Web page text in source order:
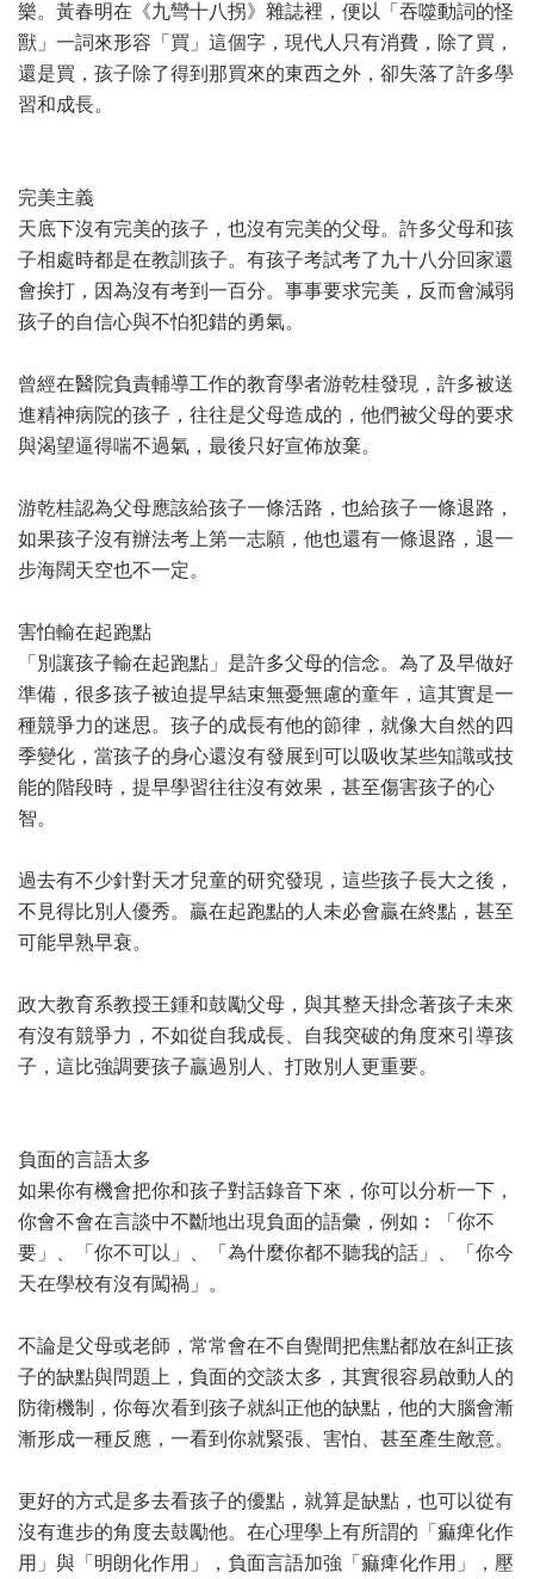
樂。黃春明在《九彎十八拐》雜誌裡，便以「吞噬動詞的怪
獸」一詞來形容「買」這個字，現代人只有消費，除了買，
還是買，孩子除了得到那買來的東西之外，卻失落了許多學
習和成長。
完美主義
天底下沒有完美的孩子，也沒有完美的父母。許多父母和孩
子相處時都是在教訓孩子。有孩子考試考了九十八分回家還
會挨打，因為沒有考到一百分。事事要求完美，反而會減弱
孩子的自信心與不怕犯錯的勇氣。
曾經在醫院負責輔導工作的教育學者游乾桂發現，許多被送
進精神病院的孩子，往往是父母造成的，他們被父母的要求
與渴望逼得喘不過氣，最後只好宣佈放棄。
游乾桂認為父母應該給孩子一條活路，也給孩子一條退路，
如果孩子沒有辦法考上第一志願，他也還有一條退路，退一
步海闊天空也不一定。
害怕輸在起跑點
「別讓孩子輸在起跑點」是許多父母的信念。為了及早做好
準備，很多孩子被迫提早結束無憂無慮的童年，這其實是一
種競爭力的迷思。孩子的成長有他的節律，就像大自然的四
季變化，當孩子的身心還沒有發展到可以吸收某些知識或技
能的階段時，提早學習往往沒有效果，甚至傷害孩子的心
智。
過去有不少針對天才兒童的研究發現，這些孩子長大之後，
不見得比別人優秀。贏在起跑點的人未必會贏在終點，甚至
可能早熟早衰。
政大教育系教授王鍾和鼓勵父母，與其整天掛念著孩子未來
有沒有競爭力，不如從自我成長、自我突破的角度來引導孩
子，這比強調要孩子贏過別人、打敗別人更重要。
負面的言語太多
如果你有機會把你和孩子對話錄音下來，你可以分析一下，
你會不會在言談中不斷地出現負面的語彙，例如︰「你不
要」、「你不可以」、「為什麼你都不聽我的話」、「你今
天在學校有沒有闖禍」。
不論是父母或老師，常常會在不自覺間把焦點都放在糾正孩
子的缺點與問題上，負面的交談太多，其實很容易啟動人的
防衛機制，你每次看到孩子就糾正他的缺點，他的大腦會漸
漸形成一種反應，一看到你就緊張、害怕、甚至產生敵意。
更好的方式是多去看孩子的優點，就算是缺點，也可以從有
沒有進步的角度去鼓勵他。在心理學上有所謂的「痲痺化作
用」與「明朗化作用」，負面言語加強「痲痺化作用」，壓